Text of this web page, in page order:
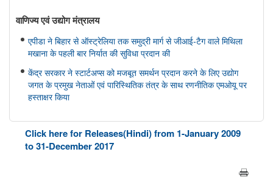
वाणिज्‍य एवं उद्योग मंत्रालय
एपीडा ने बिहार से ऑस्ट्रेलिया तक समुद्री मार्ग से जीआई-टैग वाले मिथिला
मखाना के पहली बार निर्यात की सुविधा प्रदान की
केंद्र सरकार ने स्टार्टअप्स को मजबूत समर्थन प्रदान करने के लिए उद्योग
जगत के प्रमुख नेताओं एवं पारिस्थितिक तंत्र के साथ रणनीतिक एमओयू पर
हस्ताक्षर किया
सहकारिता मंत्रालय
केन्द्रीय गृह एवं सहकारिता मंत्री श्री अमित शाह ने मुंबई में NUCFDC के
Click here for Releases(Hindi) from 1-January 2009
to 31-December 2017